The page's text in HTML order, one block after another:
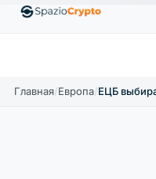
EthereumETH1 880,58 $
Главная/Европа/